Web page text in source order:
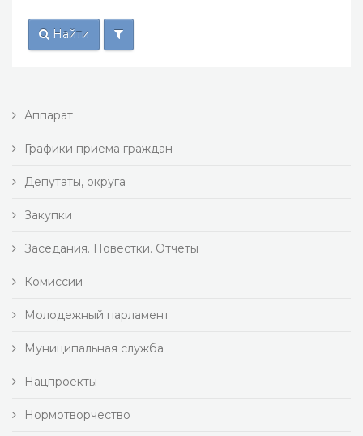
Найти
Аппарат
Графики приема граждан
Депутаты, округа
Закупки
Заседания. Повестки. Отчеты
Комиссии
Молодежный парламент
Муниципальная служба
Нацпроекты
Нормотворчество